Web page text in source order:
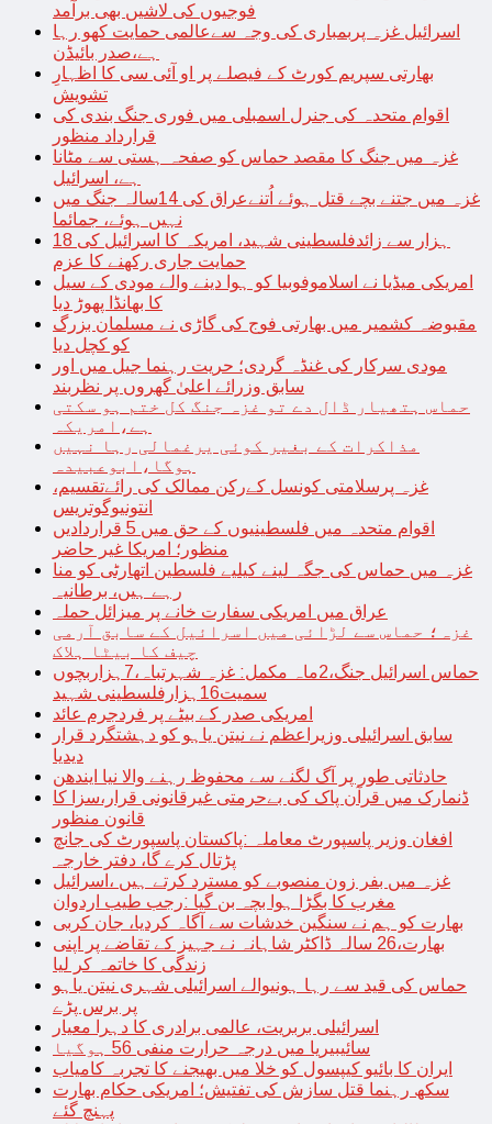
فوجیوں کی لاشیں بھی برآمد
اسرائیل غزہ پربمباری کی وجہ سےعالمی حمایت کھو رہا
ہے،صدر بائیڈن
بھارتی سپریم کورٹ کے فیصلے پر او آئی سی کا اظہارِ
تشویش
اقوام متحدہ کی جنرل اسمبلی میں فوری جنگ بندی کی
قرارداد منظور
غزہ میں جنگ کا مقصد حماس کو صفحہ ہستی سے مٹانا
ہے، اسرائیل
غزہ میں جتنے بچے قتل ہوئے اُتنےعراق کی 14سالہ جنگ میں
نہیں ہوئے، جمائما
18 ہزار سے زائدفلسطینی شہید، امریکہ کا اسرائیل کی
حمایت جاری رکھنے کا عزم
امریکی میڈیا نے اسلاموفوبیا کو ہوا دینے والے مودی کے سیل
کا بھانڈا پھوڑ دیا
مقبوضہ کشمیر میں بھارتی فوج کی گاڑی نے مسلمان بزرگ
کو کچل دیا
مودی سرکار کی غنڈہ گردی؛ حریت رہنما جیل میں اور
سابق وزرائے اعلیٰ گھروں پر نظربند
حماس ہتھیار ڈال دے تو غزہ جنگ کل ختم ہو سکتی
ہے،امریکہ
مذاکرات کے بغیر کوئی یرغمالی رہا نہیں
ہوگا،ابوعبیدہ
غزہ پرسلامتی کونسل کےرکن ممالک کی رائےتقسیم،
انتونیوگوتریس
اقوام متحدہ میں فلسطینیوں کے حق میں 5 قراردادیں
منظور؛ امریکا غیر حاضر
غزہ میں حماس کی جگہ لینے کیلیے فلسطین اتھارٹی کو منا
رہے ہیں، برطانیہ
عراق میں امریکی سفارت خانے پر میزائل حملہ
غزہ؛ حماس سے لڑائی میں اسرائیل کے سابق آرمی
چیف کا بیٹا ہلاک
حماس اسرائیل جنگ،2ماہ مکمل: غزہ شہرتباہ،7ہزاربچوں
سمیت16ہزارفلسطینی شہید
امریکی صدر کے بیٹے پر فردجرم عائد
سابق اسرائیلی وزیراعظم نے نیتن یاہو کو دہشتگرد قرار
دیدیا
حادثاتی طور پر آگ لگنے سے محفوظ رہنے والا نیا ایندھن
ڈنمارک میں قرآن پاک کی بےحرمتی غیرقانونی قرار،سزا کا
قانون منظور
افغان وزیر پاسپورٹ معاملہ :پاکستان پاسپورٹ کی جانچ
پڑتال کرے گا، دفتر خارجہ
غزہ میں بفر زون منصوبے کو مسترد کرتے ہیں ،اسرائیل
مغرب کا بگڑا ہوا بچہ بن گیا :رجب طیب اردوان
بھارت کو ہم نے سنگین خدشات سے آگاہ کردیا، جان کربی
بھارت،26 سالہ ڈاکٹر شاہانہ نے جہیز کے تقاضے پر اپنی
زندگی کا خاتمہ کر لیا
حماس کی قید سے رہا ہونیوالے اسرائیلی شہری نیتن یاہو
پر برس پڑے
اسرائیلی بربریت، عالمی برادری کا دہرا معیار
سائیبیریا میں درجہ حرارت منفی 56 ہوگیا
ایران کا بائیو کیپسول کو خلا میں بھیجنے کا تجربہ کامیاب
سکھ رہنما قتل سازش کی تفتیش؛ امریکی حکام بھارت
پہنچ گئے